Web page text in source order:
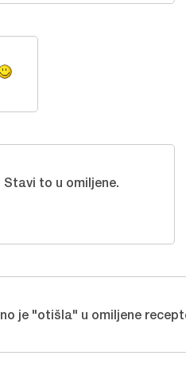
to u omiljene.
je "otišla" u omiljene